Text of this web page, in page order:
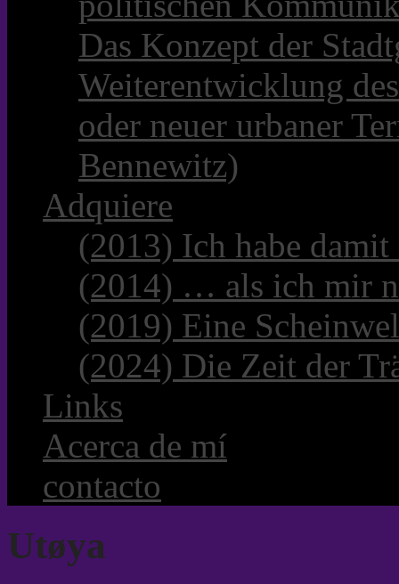
Das Konzept der
Weiterentwicklung
oder neuer urbaner
Bennewitz)
Adquiere
(2013) Ich habe
(2014) … als ich mir
(2019) Eine
(2024) Die Zeit der
Links
Acerca de mí
contacto
Utøya